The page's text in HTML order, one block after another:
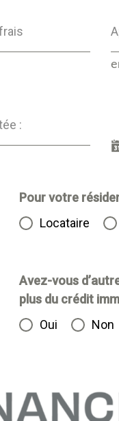
:
Pour votre
Locataire
Avez-vous
plus du crédit
Oui
Non